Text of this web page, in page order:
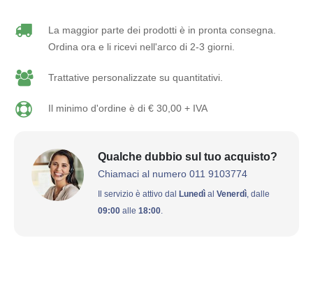
La maggior parte dei prodotti è in pronta consegna.
Ordina ora e li ricevi nell'arco di 2-3 giorni.
Trattative personalizzate su quantitativi.
Il minimo d'ordine è di € 30,00 + IVA
Qualche dubbio sul tuo acquisto?
Chiamaci al numero 011 9103774
Il servizio è attivo dal Lunedì al Venerdì, dalle
09:00 alle 18:00.